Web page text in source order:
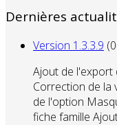
Dernières
Version 1.3.3.9
Ajout de l'export
Correction de la
de l'option
fiche famille